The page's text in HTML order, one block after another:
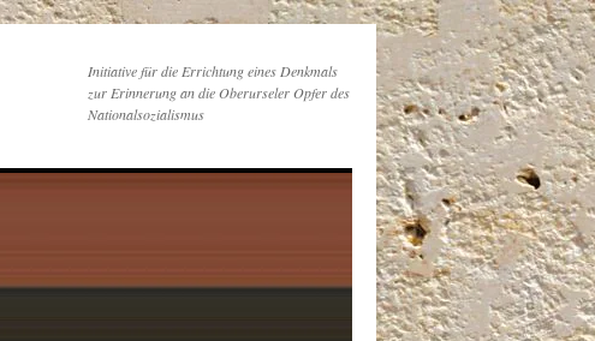
Initiative für die Errichtung eines Denkmals
zur Erinnerung an die Oberurseler Opfer des
Nationalsozialismus